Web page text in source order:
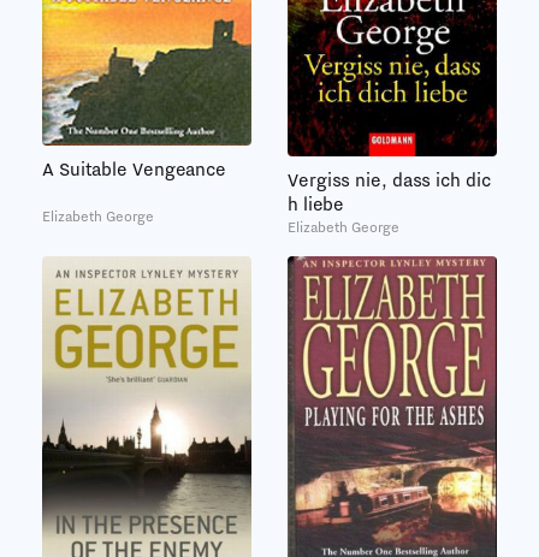
A Suitable Vengeance
Elizabeth George
Vergiss nie, dass ich dic
h liebe
Elizabeth George